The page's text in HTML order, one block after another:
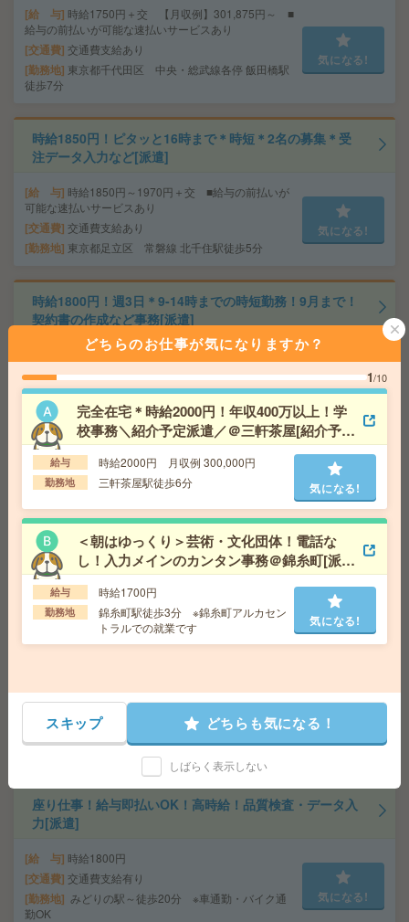
給 与 時給1750円＋交 【月収例】301,875円～ ■
給与の前払いが可能な速払いサービスあり
交通費 交通費支給あり
勤務地 東京都千代田区 中央・総武線各停 飯田橋駅
徒歩7分
気になる!
時給1850円！ピタッと16時まで＊時短＊2名の募集＊受
注データ入力など[派遣]
給 与 時給1850円～1970円＋交 ■給与の前払いが
可能な速払いサービスあり
交通費 交通費支給あり
勤務地 東京都足立区 常磐線 北千住駅徒歩5分
気になる!
時給1800円！週3日＊9-14時までの時短勤務！9月まで！
契約書の作成など事務[派遣]
時給1800円＋交 ■給与の前払いが可能な速
交通費 交通費支給あり
勤務地
東京都世田谷区 東急世田谷線 世田谷駅徒歩
4分
週3日＆10-16時の時短勤務！時給2000円！宿泊施設運営
給 与
時給2000円＋交 ■給与の前払いが可能な速
払いサービスあり
交通費 交通費支給あり
勤務地 東京都港区 山手線 品川駅徒歩5分
気になる!
〈人気の学校事務〉10-16時勤務＊駅近で通勤便利！在庫
給 与 時給1600円～1690円＋交 【月収例】160,0
00円～ ■給与の前払いが可能な速払いサービスあり
交通費 交通費支給あり
勤務地 東京都足立区 常磐線 北千住駅徒歩2分
気になる!
座り仕事！給与即払いOK！高時給！品質検査・データ入
力[派遣]
給 与 時給1800円
交通費 交通費支給有り
勤務地 みどりの駅～徒歩20分 ※車通勤・バイク通
勤OK
気になる!
どちらのお仕事が気になりますか？
1/10
完全在宅＊時給2000円！年収400万以上！学
校事務＼紹介予定派遣／＠三軒茶屋[紹介予定
派遣]
給与 時給2000円 月収例 300,000円
勤務地 三軒茶屋駅徒歩6分 気になる!
＜朝はゆっくり＞芸術・文化団体！電話な
し！入力メインのカンタン事務＠錦糸町[派
遣]
給与 時給1700円
勤務地
錦糸町駅徒歩3分 ※錦糸町アルカセン
トラルでの就業です
気になる!
スキップ どちらも気になる！
しばらく表示しない